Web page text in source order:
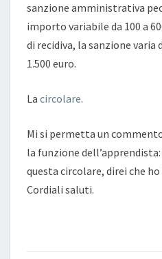
sanzione amministrativa
importo variabile da 100 a
di recidiva, la sanzione varia
1.500 euro.
La circolare.
Mi si permetta un
la funzione
questa circolare, direi che
Cordiali saluti.